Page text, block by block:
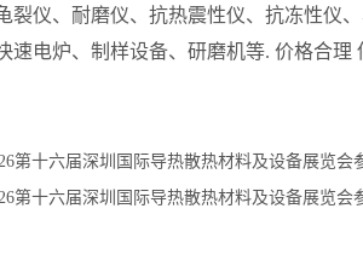
裂仪、耐磨仪、抗热震性仪、抗冻性仪
电炉、制样设备、研磨机等. 价格合理